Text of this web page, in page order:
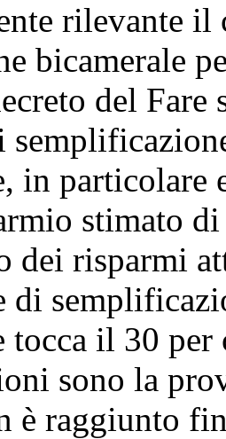
rilevante il
bicamerale
del Fare
in particolare
stimato
dei risparmi
di
tocca il 30
sono la
è raggiunto